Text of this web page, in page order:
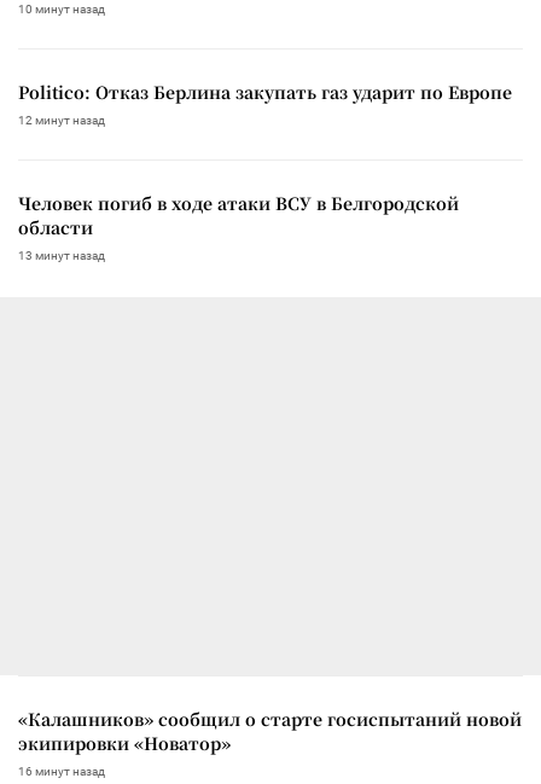
10 минут назад
Politico: Отказ Берлина закупать газ ударит по Европе
12 минут назад
Человек погиб в ходе атаки ВСУ в Белгородской
области
13 минут назад
«Калашников» сообщил о старте госиспытаний новой
экипировки «Новатор»
16 минут назад